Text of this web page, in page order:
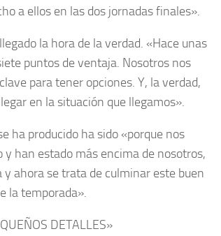
a ellos en las dos jornadas finales».
la hora de la verdad. «Hace unas
puntos de ventaja. Nosotros nos
para tener opciones. Y, la verdad,
en la situación que llegamos».
ha producido ha sido «porque nos
y han estado más encima de nosotros,
ahora se trata de culminar este buen
la temporada».
DETALLES»